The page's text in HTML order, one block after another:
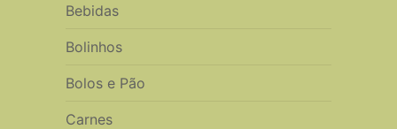
Bebidas
Bolinhos
Bolos e Pão
Carnes